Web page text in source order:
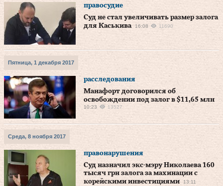
правосудие
Суд не стал увеличивать размер залога
для Каськива
16:08 11690
Пятница, 1 декабря 2017
расследования
Манафорт договорился об
освобождении под залог в $11,65 млн
10:23 13527
Среда, 8 ноября 2017
правонарушения
Суд назначил экс-мэру Николаева 160
тысяч грн залога за махинации с
корейскими инвестициями
13:11